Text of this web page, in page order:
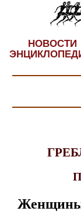
НОВОСТИ